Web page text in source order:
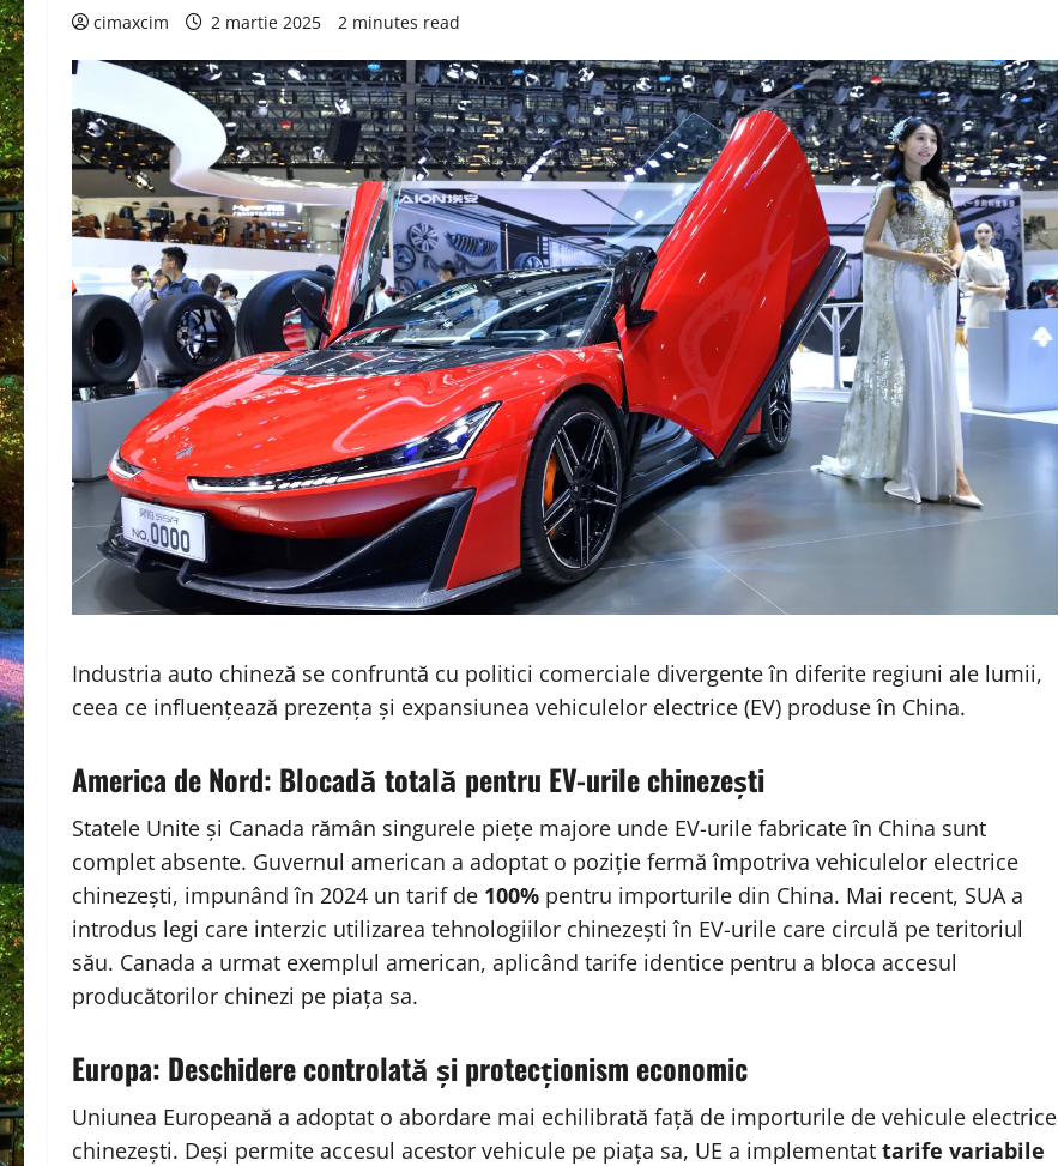
cimaxcim 2 martie 2025 2 minutes read
Industria auto chineză se confruntă cu politici comerciale divergente în diferite regiuni ale lumii,
ceea ce influențează prezența și expansiunea vehiculelor electrice (EV) produse în China.
America de Nord: Blocadă totală pentru EV-urile chinezești
Statele Unite și Canada rămân singurele piețe majore unde EV-urile fabricate în China sunt
complet absente. Guvernul american a adoptat o poziție fermă împotriva vehiculelor electrice
chinezești, impunând în 2024 un tarif de 100% pentru importurile din China. Mai recent, SUA a
introdus legi care interzic utilizarea tehnologiilor chinezești în EV-urile care circulă pe teritoriul
său. Canada a urmat exemplul american, aplicând tarife identice pentru a bloca accesul
producătorilor chinezi pe piața sa.
Europa: Deschidere controlată și protecționism economic
Uniunea Europeană a adoptat o abordare mai echilibrată față de importurile de vehicule electrice
chinezești. Deși permite accesul acestor vehicule pe piața sa, UE a implementat tarife variabile